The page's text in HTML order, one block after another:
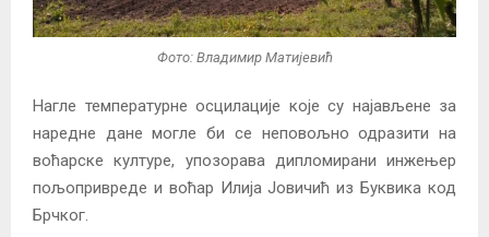
Фото: Владимир Матијевић
Нагле температурне осцилације које су најављене за
наредне дане могле би се неповољно одразити на
воћарске културе, упозорава дипломирани инжењер
пољопривреде и воћар Илија Јовичић из Буквика код
Брчког.